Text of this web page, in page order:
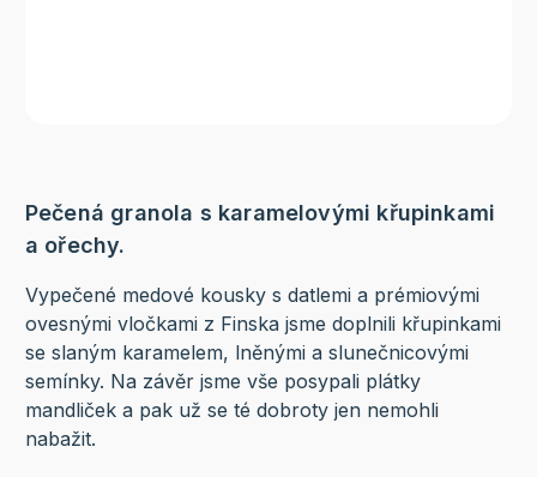
Pečená granola s karamelovými křupinkami
a ořechy.
Vypečené medové kousky s datlemi a prémiovými
ovesnými vločkami z Finska jsme doplnili křupinkami
se slaným karamelem, lněnými a slunečnicovými
semínky. Na závěr jsme vše posypali plátky
mandliček a pak už se té dobroty jen nemohli
nabažit.